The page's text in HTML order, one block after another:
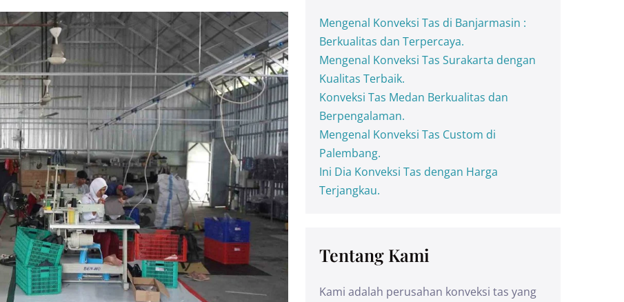
Mengenal Konveksi Tas di Banjarmasin :
Berkualitas dan Terpercaya.
Mengenal Konveksi Tas Surakarta dengan
Kualitas Terbaik.
Konveksi Tas Medan Berkualitas dan
Berpengalaman.
Mengenal Konveksi Tas Custom di
Palembang.
Ini Dia Konveksi Tas dengan Harga
Terjangkau.
Tentang Kami
Kami adalah perusahan konveksi tas yang